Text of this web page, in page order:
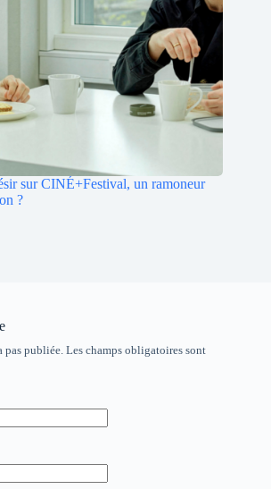
sur CINÉ+Festival, un ramoneur
?
pas publiée. Les champs obligatoires sont